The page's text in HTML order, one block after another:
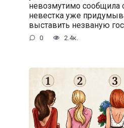
невозмутимо сообщила
невестка уже
выставить незваную
0 2.4к.